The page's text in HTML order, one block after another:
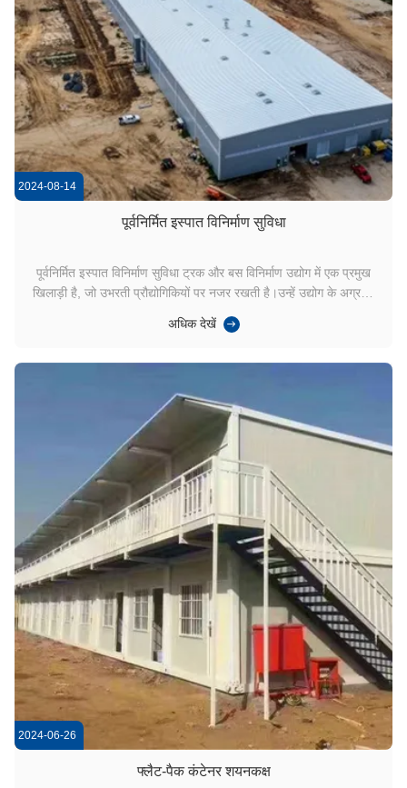
2024-08-14
पूर्वनिर्मित इस्पात विनिर्माण सुविधा
पूर्वनिर्मित इस्पात विनिर्माण सुविधा ट्रक और बस विनिर्माण उद्योग में एक प्रमुख
खिलाड़ी है, जो उभरती प्रौद्योगिकियों पर नजर रखती है।उन्हें उद्योग के अग्रणी,
powertrains का उत्पादन करने के लिए डिजाइन किया गया। सुविधा कई चीजों
अधिक देखें
2024-06-26
फ्लैट-पैक कंटेनर शयनकक्ष